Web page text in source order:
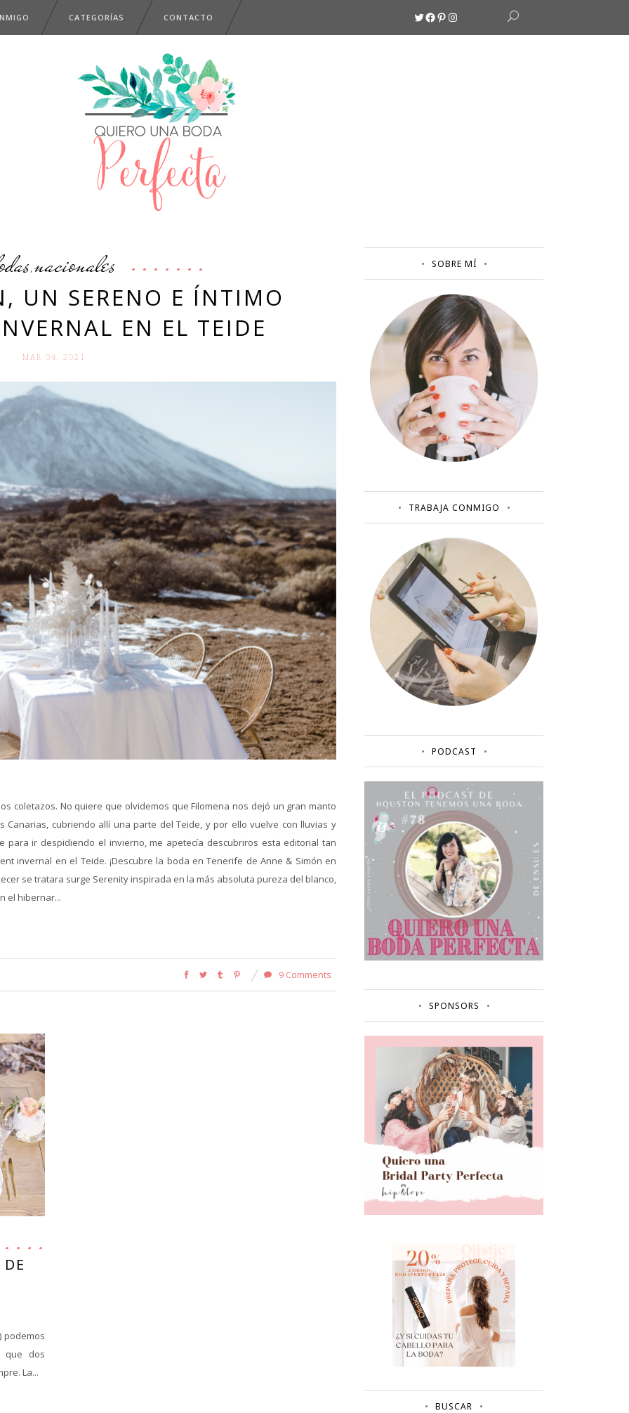
CATEGORÍAS CONTACTO Twitter
Facebook
Pinterest
Instagram
,nacionales
UN SERENO E ÍNTIMO
EN EL TEIDE
MAR 04. 2021
coletazos. No quiere que olvidemos que Filomena nos dejó un gran manto
Canarias, cubriendo allí una parte del Teide, y por ello vuelve con lluvias y
para ir despidiendo el invierno, me apetecía descubriros esta editorial tan
invernal en el Teide. ¡Descubre la boda en Tenerife de Anne & Simón en
se tratara surge Serenity inspirada en la más absoluta pureza del blanco,
el hibernar...
9 Comments
podemos
que dos
La...
SOBRE MÍ
TRABAJA CONMIGO
PODCAST
SPONSORS
BUSCAR